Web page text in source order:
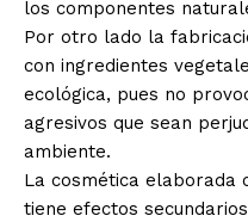
los componentes
Por otro lado la
con ingredientes
ecológica, pues no
agresivos que sean
ambiente.
La cosmética elaborada
tiene efectos